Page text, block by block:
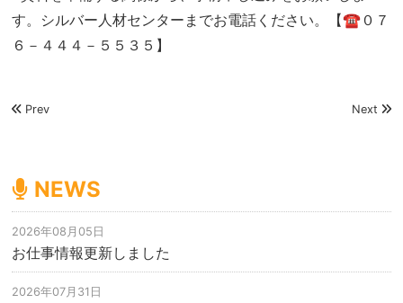
す。シルバー人材センターまでお電話ください。【☎０７
６－４４４－５５３５】
Prev Next
NEWS
2026年08月05日
お仕事情報更新しました
2026年07月31日